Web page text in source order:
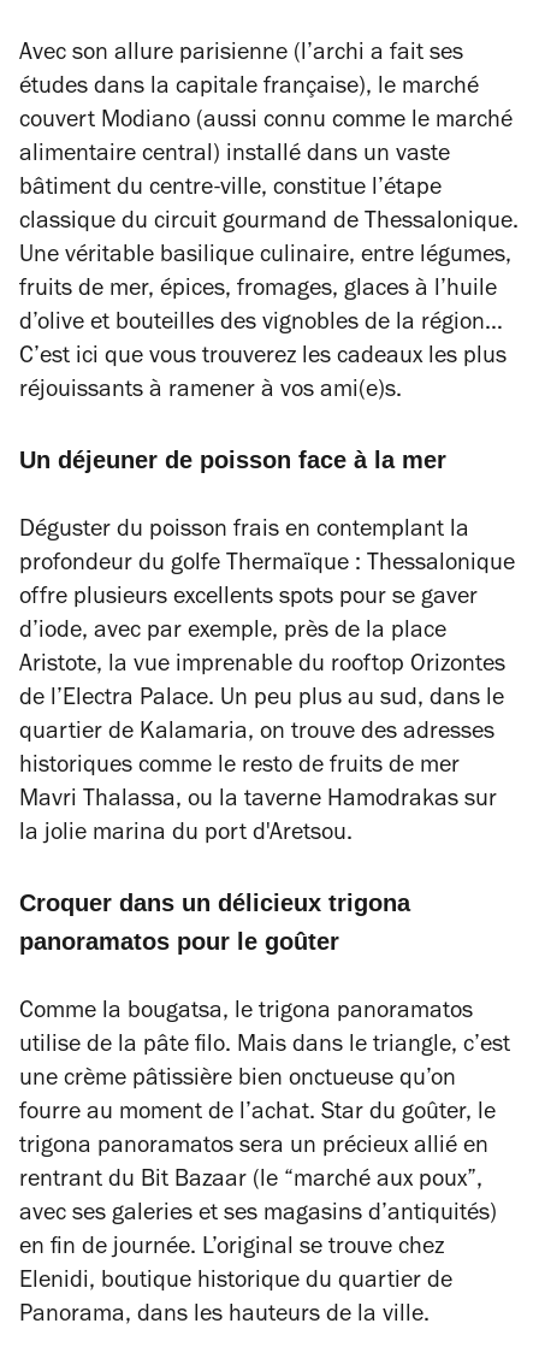
Avec son allure parisienne (l’archi a fait ses
études dans la capitale française), le marché
couvert Modiano (aussi connu comme le marché
alimentaire central) installé dans un vaste
bâtiment du centre-ville, constitue l’étape
classique du circuit gourmand de Thessalonique.
Une véritable basilique culinaire, entre légumes,
fruits de mer, épices, fromages, glaces à l’huile
d’olive et bouteilles des vignobles de la région…
C’est ici que vous trouverez les cadeaux les plus
réjouissants à ramener à vos ami(e)s.
Un déjeuner de poisson face à la mer
Déguster du poisson frais en contemplant la
profondeur du golfe Thermaïque : Thessalonique
offre plusieurs excellents spots pour se gaver
d’iode, avec par exemple, près de la place
Aristote, la vue imprenable du rooftop Orizontes
de l’Electra Palace. Un peu plus au sud, dans le
quartier de Kalamaria, on trouve des adresses
historiques comme le resto de fruits de mer
Mavri Thalassa, ou la taverne Hamodrakas sur
la jolie marina du port d'Aretsou.
Croquer dans un délicieux trigona
panoramatos pour le goûter
Comme la bougatsa, le trigona panoramatos
utilise de la pâte filo. Mais dans le triangle, c’est
une crème pâtissière bien onctueuse qu’on
fourre au moment de l’achat. Star du goûter, le
trigona panoramatos sera un précieux allié en
rentrant du Bit Bazaar (le “marché aux poux”,
avec ses galeries et ses magasins d’antiquités)
en fin de journée. L’original se trouve chez
Elenidi, boutique historique du quartier de
Panorama, dans les hauteurs de la ville.